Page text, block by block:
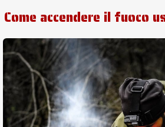
Come accendere il fuoco